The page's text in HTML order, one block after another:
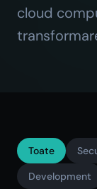
cloud
Toate
Development